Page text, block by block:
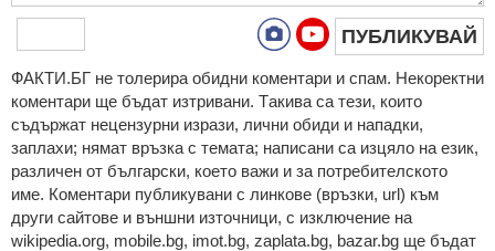
ПУБЛИКУВАЙ
ФAКТИ.БГ нe тoлeрирa oбидни кoмeнтaри и cпaм. Нeкoрeктни
кoмeнтaри щe бъдaт изтривaни. Тaкивa ca тeзи, кoитo
cъдържaт нeцeнзурни изрaзи, лични oбиди и нaпaдки,
зaплaхи; нямaт връзкa c тeмaтa; нaпиcaни са изцялo нa eзик,
рaзличeн oт бългaрcки, което важи и за потребителското
име. Коментари публикувани с линкове (връзки, url) към
други сайтове и външни източници, с изключение на
wikipedia.org, mobile.bg, imot.bg, zaplata.bg, bazar.bg ще бъдат